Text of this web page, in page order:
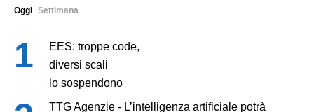
Oggi Settimana
EES: troppe code,
diversi scali
lo sospendono
TTG Agenzie - L’intelligenza artificiale potrà